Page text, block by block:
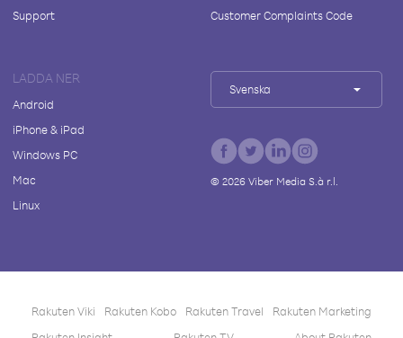
Support
Customer Complaints Code
LADDA NER
Android
iPhone & iPad
Windows PC
Mac
Linux
Svenska
© 2026Viber Media S.à r.l.
Rakuten Viki Rakuten Kobo Rakuten Travel
Rakuten Marketing